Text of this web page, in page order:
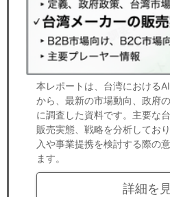
本レポートは、台湾における
から、最新の市場動向、政府
に調査した資料です。主要な
販売実態、戦略を分析してお
入や事業提携を検討する際の
ます。
詳細を